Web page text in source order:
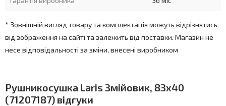
* Зовнішній вигляд товару та комплектація можуть відрізнятись
від зображення на сайті та залежить від поставки. Магазин не
несе відповідальності за зміни, внесені виробником
Рушникосушка Laris Змійовик, 83x40
(71207187) відгуки